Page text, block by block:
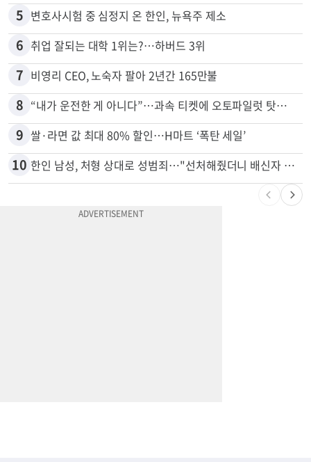
4 김원석 투자 사기 논란 고발 영상 파장
5 변호사시험 중 심정지 온 한인, 뉴욕주 제소
6 취업 잘되는 대학 1위는?…하버드 3위
7 비영리 CEO, 노숙자 팔아 2년간 165만불
8
9 쌀·라면 값 최대 80% 할인…H마트 ‘폭탄 세일’
한인 남성, 처형 상대로 성범죄…"선처해줬더니 배신자 취급"